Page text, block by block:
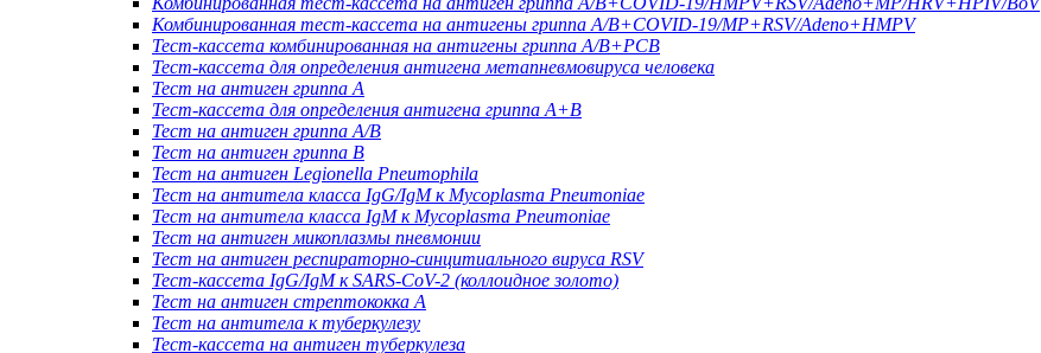
Комбинированная тест-кассета на антигены гриппа A/B+COVID-19/MP+RSV/Adeno+HMPV
Тест-кассета комбинированная на антигены гриппа A/B+РСВ
Тест-кассета для определения антигена метапневмовируса человека
Тест на антиген гриппа А
Тест-кассета для определения антигена гриппа A+B
Тест на антиген гриппа A/B
Тест на антиген гриппа B
Тест на антиген Legionella Pneumophila
Тест на антитела класса IgG/IgM к Mycoplasma Pneumoniae
Тест на антитела класса IgM к Mycoplasma Pneumoniae
Тест на антиген микоплазмы пневмонии
Тест на антиген респираторно-синцитиального вируса RSV
Тест-кассета IgG/IgM к SARS-CoV-2 (коллоидное золото)
Тест на антиген стрептококка А
Тест на антитела к туберкулезу
Тест-кассета на антиген туберкулеза